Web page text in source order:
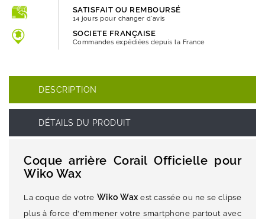
SATISFAIT OU REMBOURSÉ
14 jours pour changer d'avis
SOCIETE FRANÇAISE
Commandes expédiées depuis la France
DESCRIPTION
DÉTAILS DU PRODUIT
Coque arrière Corail Officielle pour
Wiko Wax
La coque de votre Wiko Wax est cassée ou ne se clipse
plus à force d'emmener votre smartphone partout avec